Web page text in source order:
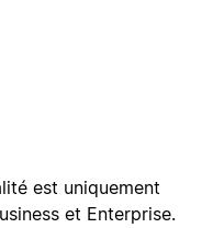
est uniquement
et Enterprise.